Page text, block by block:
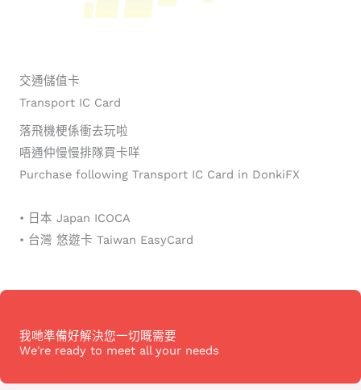
交通儲值卡
Transport IC Card
落飛機梗係衝去玩啦
唔通仲慢慢排隊買卡咩
Purchase following Transport IC Card in DonkiFX
• 日本 Japan ICOCA
• 台灣 悠遊卡 Taiwan EasyCard
我哋準備好解決您一切嘅需要
We're ready to meet all your needs